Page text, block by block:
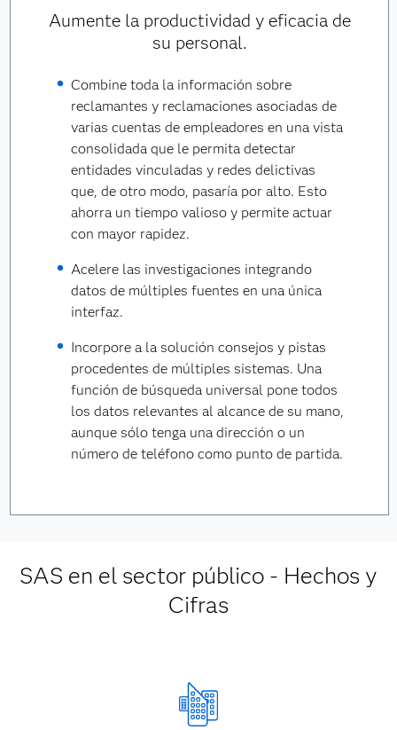
Aumente la productividad y eficacia de
su personal.
Combine toda la información sobre
reclamantes y reclamaciones asociadas de
varias cuentas de empleadores en una vista
consolidada que le permita detectar
entidades vinculadas y redes delictivas
que, de otro modo, pasaría por alto. Esto
ahorra un tiempo valioso y permite actuar
con mayor rapidez.
Acelere las investigaciones integrando
datos de múltiples fuentes en una única
interfaz.
Incorpore a la solución consejos y pistas
procedentes de múltiples sistemas. Una
función de búsqueda universal pone todos
los datos relevantes al alcance de su mano,
aunque sólo tenga una dirección o un
número de teléfono como punto de partida.
SAS en el sector público - Hechos y
Cifras